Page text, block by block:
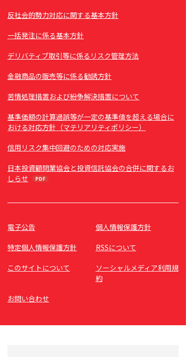
反社会的勢力対応に関する基本方針
一括発注に係る基本方針
デリバティブ取引等に係るリスク管理方法
金融商品の販売等に係る勧誘方針
苦情処理措置および紛争解決措置について
基準価額の計算過誤等が一定の基準値を超える場合に
おける対応方針（マテリアリティポリシー）
信用リスク集中回避のための対応実施
日本投資顧問業協会と投資信託協会の合併に関するお
しらせ
電子公告 個人情報保護方針
特定個人情報保護方針 RSSについて
このサイトについて
ソーシャルメディア利用規
約
お問い合わせ